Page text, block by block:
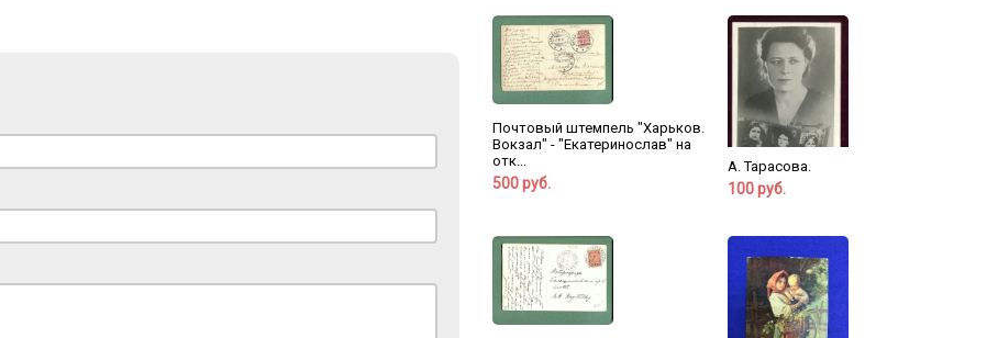
Почтовый штемпель "Харьков.
Вокзал" - "Екатеринослав" на
отк...
500 руб.
А. Тарасова.
100 руб.